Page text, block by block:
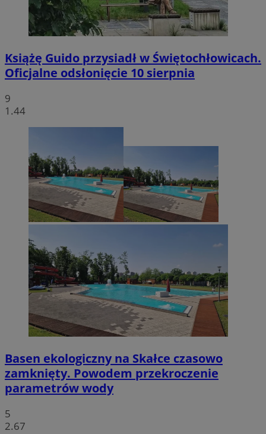
Książę Guido przysiadł w Świętochłowicach.
Oficjalne odsłonięcie 10 sierpnia
9
1.44
Basen ekologiczny na Skałce czasowo
zamknięty. Powodem przekroczenie
parametrów wody
5
2.67